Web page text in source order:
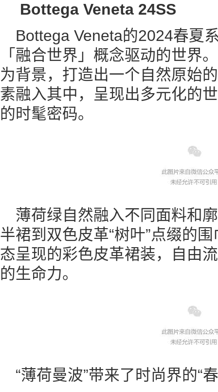
Bottega Veneta 24SS
Bottega Veneta的2024春夏
「融合世界」概念驱动的世界
为背景，打造出一个自然原始
素融入其中，呈现出多元化的
的时髦密码。
薄荷绿自然融入不同面料和
半裙到双色皮革“树叶”点缀的
态呈现的彩色皮革裙装，自由
的生命力。
“薄荷曼波”带来了时尚界的“